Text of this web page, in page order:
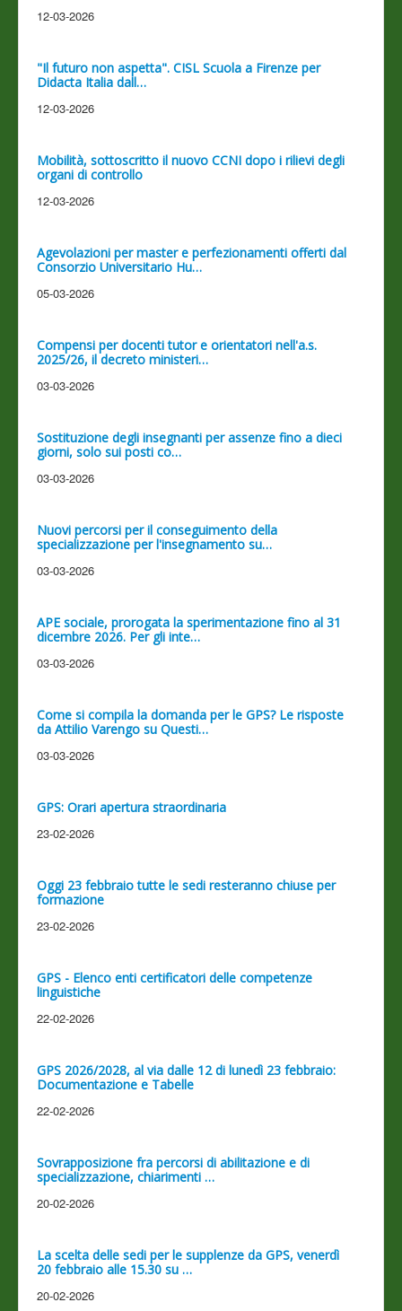
12-03-2026
"Il futuro non aspetta". CISL Scuola a Firenze per
Didacta Italia dall…
12-03-2026
Mobilità, sottoscritto il nuovo CCNI dopo i rilievi degli
organi di controllo
12-03-2026
Agevolazioni per master e perfezionamenti offerti dal
Consorzio Universitario Hu…
05-03-2026
Compensi per docenti tutor e orientatori nell'a.s.
2025/26, il decreto ministeri…
03-03-2026
Sostituzione degli insegnanti per assenze fino a dieci
giorni, solo sui posti co…
03-03-2026
Nuovi percorsi per il conseguimento della
specializzazione per l'insegnamento su…
03-03-2026
APE sociale, prorogata la sperimentazione fino al 31
dicembre 2026. Per gli inte…
03-03-2026
Come si compila la domanda per le GPS? Le risposte
da Attilio Varengo su Questi…
03-03-2026
GPS: Orari apertura straordinaria
23-02-2026
Oggi 23 febbraio tutte le sedi resteranno chiuse per
formazione
23-02-2026
GPS - Elenco enti certificatori delle competenze
linguistiche
22-02-2026
GPS 2026/2028, al via dalle 12 di lunedì 23 febbraio:
Documentazione e Tabelle
22-02-2026
Sovrapposizione fra percorsi di abilitazione e di
specializzazione, chiarimenti …
20-02-2026
La scelta delle sedi per le supplenze da GPS, venerdì
20 febbraio alle 15.30 su …
20-02-2026